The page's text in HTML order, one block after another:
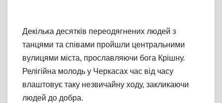
Декілька десятків переодягнених людей з
танцями та співами пройшли центральними
вулицями міста, прославляючи бога Крішну.
Релігійна молодь у Черкасах час від часу
влаштовує таку незвичайну ходу, закликаючи
людей до добра.